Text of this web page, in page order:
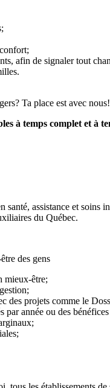
afin de signaler tout
Ta place est avec nous!
à temps complet et à
assistance et soins
du Québec.
des gens
mieux-être;
projets comme le
par année ou des